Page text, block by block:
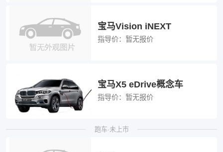
宝马Vision iNEXT
指导价： 暂无报价
宝马X5 eDrive概念车
指导价： 暂无报价
跑车·未上市